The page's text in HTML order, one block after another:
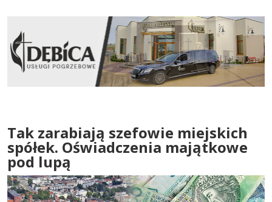
Tak zarabiają szefowie miejskich
spółek. Oświadczenia majątkowe
pod lupą